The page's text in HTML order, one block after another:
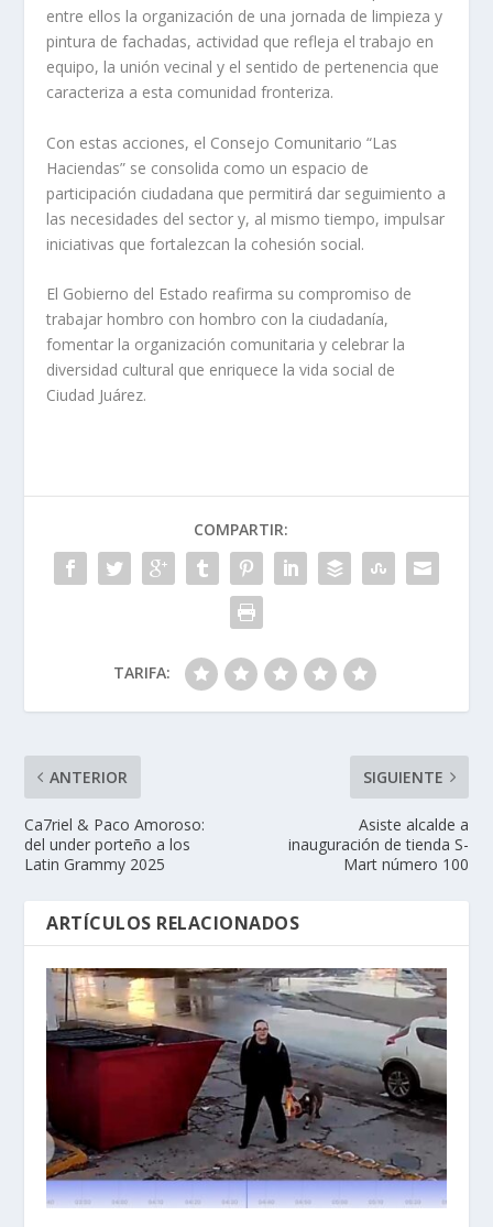
entre ellos la organización de una jornada de limpieza y
pintura de fachadas, actividad que refleja el trabajo en
equipo, la unión vecinal y el sentido de pertenencia que
caracteriza a esta comunidad fronteriza.
Con estas acciones, el Consejo Comunitario “Las
Haciendas” se consolida como un espacio de
participación ciudadana que permitirá dar seguimiento a
las necesidades del sector y, al mismo tiempo, impulsar
iniciativas que fortalezcan la cohesión social.
El Gobierno del Estado reafirma su compromiso de
trabajar hombro con hombro con la ciudadanía,
fomentar la organización comunitaria y celebrar la
diversidad cultural que enriquece la vida social de
Ciudad Juárez.
COMPARTIR:
TARIFA:
ANTERIOR
Ca7riel & Paco Amoroso:
del under porteño a los
Latin Grammy 2025
SIGUIENTE
Asiste alcalde a
inauguración de tienda S-
Mart número 100
ARTÍCULOS RELACIONADOS